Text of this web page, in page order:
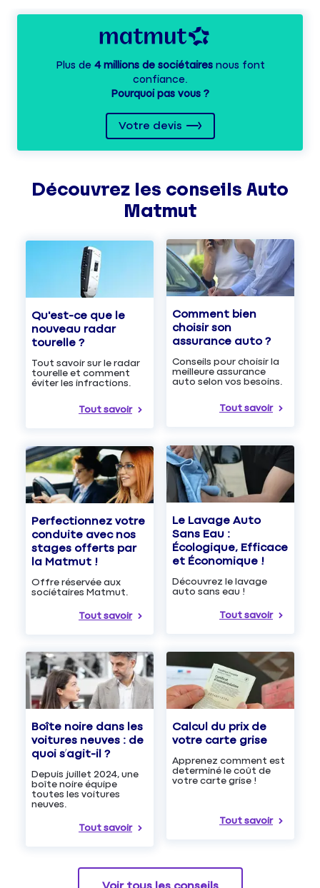
Plus de 4 millions de sociétairesnous font
confiance.
Pourquoi pas vous ?
Votre devis
Découvrez les conseils Auto
Matmut
Qu'est-ce que le
nouveau radar
tourelle ?
Tout savoir sur le radar
tourelle et comment
éviter les infractions.
Tout savoir
Comment bien
choisir son
assurance auto ?
Conseils pour choisir la
meilleure assurance
auto selon vos besoins.
Tout savoir
Perfectionnez votre
conduite avec nos
stages offerts par
la Matmut !
Offre réservée aux
sociétaires Matmut.
Tout savoir
Le Lavage Auto
Sans Eau :
Écologique, Efficace
et Économique !
Découvrez le lavage
auto sans eau !
Tout savoir
Boîte noire dans les
voitures neuves : de
quoi s’agit-il ?
Depuis juillet 2024, une
boîte noire équipe
toutes les voitures
neuves.
Tout savoir
Calcul du prix de
votre carte grise
Apprenez comment est
determiné le coût de
votre carte grise !
Tout savoir